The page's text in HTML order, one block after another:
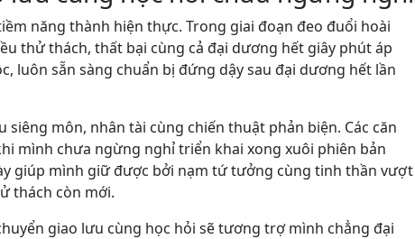
năng thành hiện thực. Trong giai đoạn đeo đuổi hoài
thử thách, thất bại cùng cả đại dương hết giây phút áp
luôn sẵn sàng chuẩn bị đứng dậy sau đại dương hết lần
môn, nhân tài cùng chiến thuật phản biện. Các căn
mình chưa ngừng nghỉ triển khai xong xuôi phiên bản
giúp mình giữ được bởi nạm tứ tưởng cùng tinh thần vượt
thách còn mới.
giao lưu cùng học hỏi sẽ tương trợ mình chẳng đại